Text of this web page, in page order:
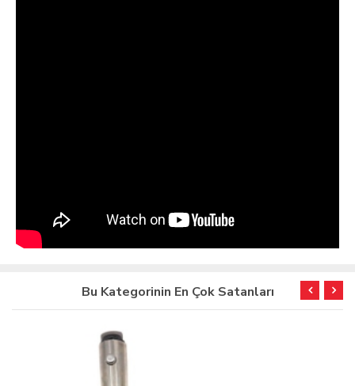
Bu Kategorinin En Çok Satanları